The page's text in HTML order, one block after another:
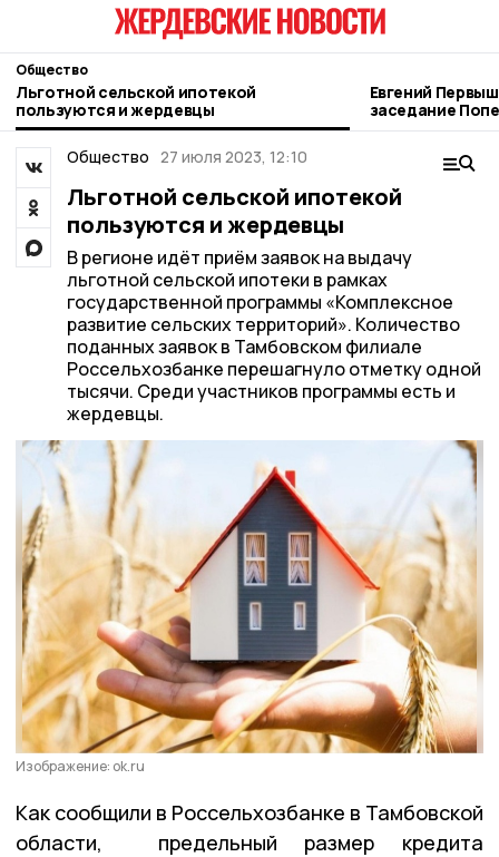
Общество
Льготной сельской ипотекой
пользуются и жердевцы
Евгений
заседание
Общество 27 июля 2023, 12:10
Льготной сельской ипотекой
пользуются и жердевцы
В регионе идёт приём заявок на выдачу
льготной сельской ипотеки в рамках
государственной программы «Комплексное
развитие сельских территорий». Количество
поданных заявок в Тамбовском филиале
Россельхозбанке перешагнуло отметку одной
тысячи. Среди участников программы есть и
жердевцы.
Изображение: ok.ru
Как сообщили в Россельхозбанке в Тамбовской
области, предельный размер кредита